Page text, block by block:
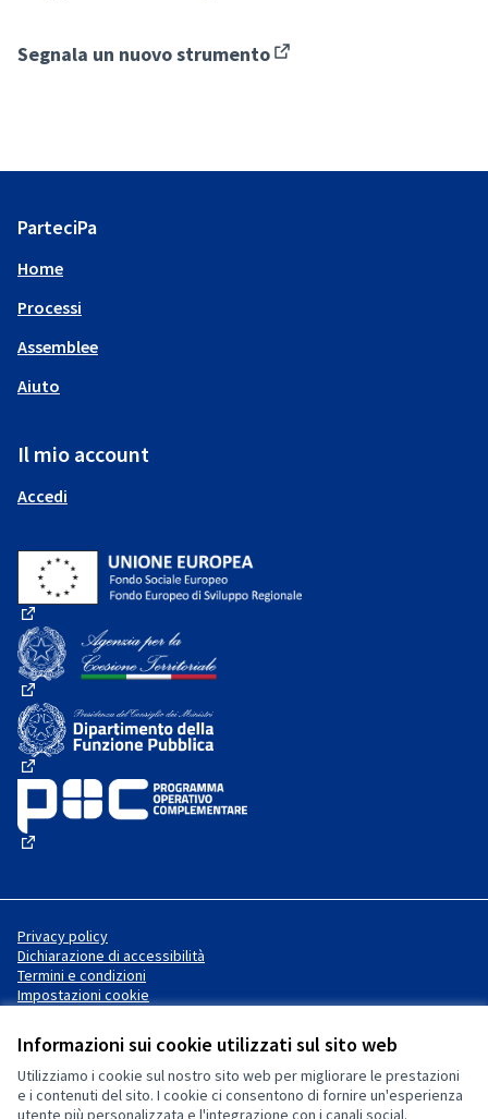
Informazioni sui cookie utilizzati sul sito web
Utilizziamo i cookie sul nostro sito web per migliorare le prestazioni
e i contenuti del sito. I cookie ci consentono di fornire un'esperienza
utente più personalizzata e l'integrazione con i canali social.
Segnala un nuovo strumento
ParteciPa
Home
Processi
Assemblee
Aiuto
Il mio account
Accedi
(Collegamento esterno)
(Collegamento esterno)
(Collegamento esterno)
Privacy policy
Dichiarazione di accessibilità
Termini e condizioni
Impostazioni cookie
Licenza Creative Commons
(Collegamento esterno)
Sito web creato consoftware
libero
(Collegamento esterno)
.